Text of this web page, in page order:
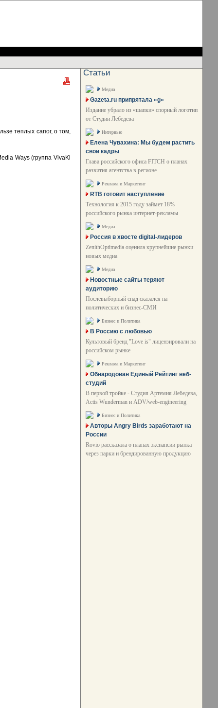
теплых сапог, о том,
Ways (группа VivaKi
Статьи
Медиа
Gazeta.ru припрятала «g»
Издание убрало из «шапки» спорный логотип
от Студии Лебедева
Интервью
Елена Чувахина: Мы будем растить
свои кадры
Глава российского офиса FITCH о планах
развития агентства в регионе
Реклама и Маркетинг
RTB готовит наступление
Технология к 2015 году займет 18%
российского рынка интернет-рекламы
Медиа
Россия в хвосте digital-лидеров
ZenithOptimedia оценила крупнейшие рынки
новых медиа
Медиа
Новостные сайты теряют
аудиторию
Послевыборный спад сказался на
политических и бизнес-СМИ
Бизнес и Политика
В Россию с любовью
Культовый бренд "Love is" лицензировали на
российском рынке
Реклама и Маркетинг
Обнародован Единый Рейтинг веб-
студий
В первой тройке - Студия Артемия Лебедева,
Actis Wunderman и ADV/web-engineering
Бизнес и Политика
Авторы Angry Birds заработают на
России
Rovio рассказала о планах экспансии рынка
через парки и брендированную продукцию